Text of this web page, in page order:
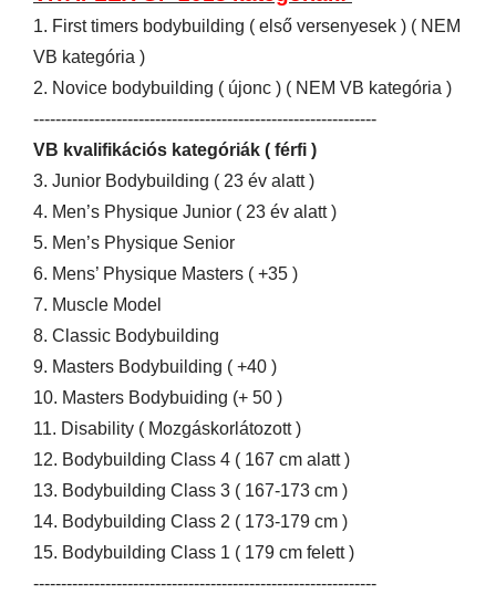
1. First timers bodybuilding ( első versenyesek ) ( NEM
VB kategória )
2. Novice bodybuilding ( újonc ) ( NEM VB kategória )
--------------------------------------------------------------
VB kvalifikációs kategóriák ( férfi )
3. Junior Bodybuilding ( 23 év alatt )
4. Men’s Physique Junior ( 23 év alatt )
5. Men’s Physique Senior
6. Mens’ Physique Masters ( +35 )
7. Muscle Model
8. Classic Bodybuilding
9. Masters Bodybuilding ( +40 )
10. Masters Bodybuiding (+ 50 )
11. Disability ( Mozgáskorlátozott )
12. Bodybuilding Class 4 ( 167 cm alatt )
13. Bodybuilding Class 3 ( 167-173 cm )
14. Bodybuilding Class 2 ( 173-179 cm )
15. Bodybuilding Class 1 ( 179 cm felett )
--------------------------------------------------------------